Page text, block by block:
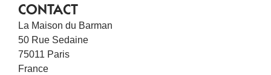
CONTACT
La Maison du Barman
50 Rue Sedaine
75011 Paris
France